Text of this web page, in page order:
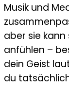
Musik und
aber sie
anfühlen –
dein Geist
du